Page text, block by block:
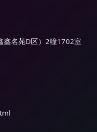
鑫名苑D区）2幢1702室